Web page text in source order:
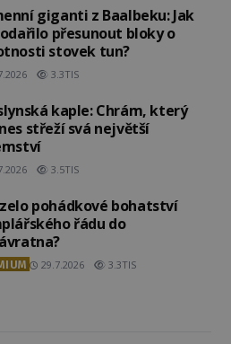
giganti z Baalbeku: Jak
přesunout bloky o
stovek tun?
3.3TIS
kaple: Chrám, který
střeží svá největší
3.5TIS
pohádkové bohatství
řádu do
29.7.2026 3.3TIS